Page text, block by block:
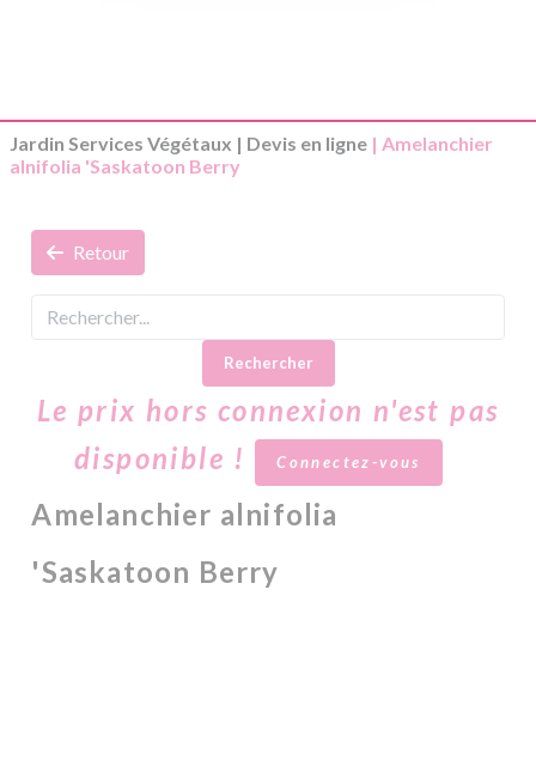
Jardin Services Végétaux | Devis en ligne | Amelanchier
alnifolia 'Saskatoon Berry
Retour
Rechercher
Le prix hors connexion n'est pas
disponible !
Connectez-vous
Amelanchier alnifolia
'Saskatoon Berry